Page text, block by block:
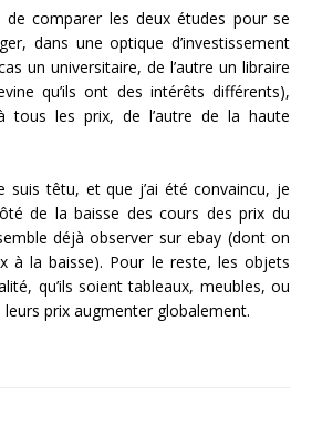
de comparer les deux études pour se
dans une optique d’investissement
un universitaire, de l’autre un libraire
qu’ils ont des intérêts différents),
tous les prix, de l’autre de la haute
suis têtu, et que j’ai été convaincu, je
de la baisse des cours des prix du
déjà observer sur ebay (dont on
à la baisse). Pour le reste, les objets
qu’ils soient tableaux, meubles, ou
prix augmenter globalement.